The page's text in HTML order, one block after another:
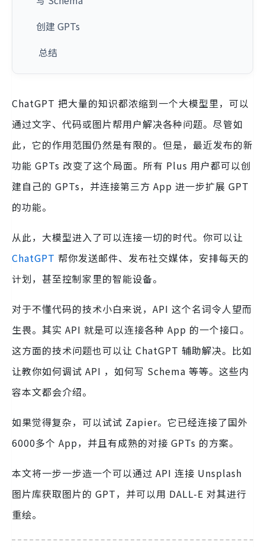
创建 GPTs
总结
ChatGPT 把大量的知识都浓缩到一个大模型里，可以
通过文字、代码或图片帮用户解决各种问题。尽管如
此，它的作用范围仍然是有限的。但是，最近发布的新
功能 GPTs 改变了这个局面。所有 Plus 用户都可以创
建自己的 GPTs，并连接第三方 App 进一步扩展 GPT
的功能。
从此，大模型进入了可以连接一切的时代。你可以让
ChatGPT 帮你发送邮件、发布社交媒体，安排每天的
计划，甚至控制家里的智能设备。
对于不懂代码的技术小白来说，API 这个名词令人望而
生畏。其实 API 就是可以连接各种 App 的一个接口。
这方面的技术问题也可以让 ChatGPT 辅助解决。比如
让教你如何调试 API ，如何写 Schema 等等。这些内
容本文都会介绍。
如果觉得复杂，可以试试 Zapier。它已经连接了国外
6000多个 App，并且有成熟的对接 GPTs 的方案。
本文将一步一步造一个可以通过 API 连接 Unsplash
图片库获取图片的 GPT，并可以用 DALL-E 对其进行
重绘。